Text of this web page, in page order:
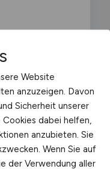
du
Website
anzuzeigen. Davon
Sicherheit unserer
dabei helfen,
anzubieten. Sie
Wenn Sie auf
der Verwendung aller